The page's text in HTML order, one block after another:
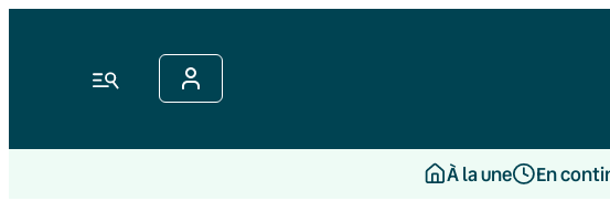
Menu
À la une En